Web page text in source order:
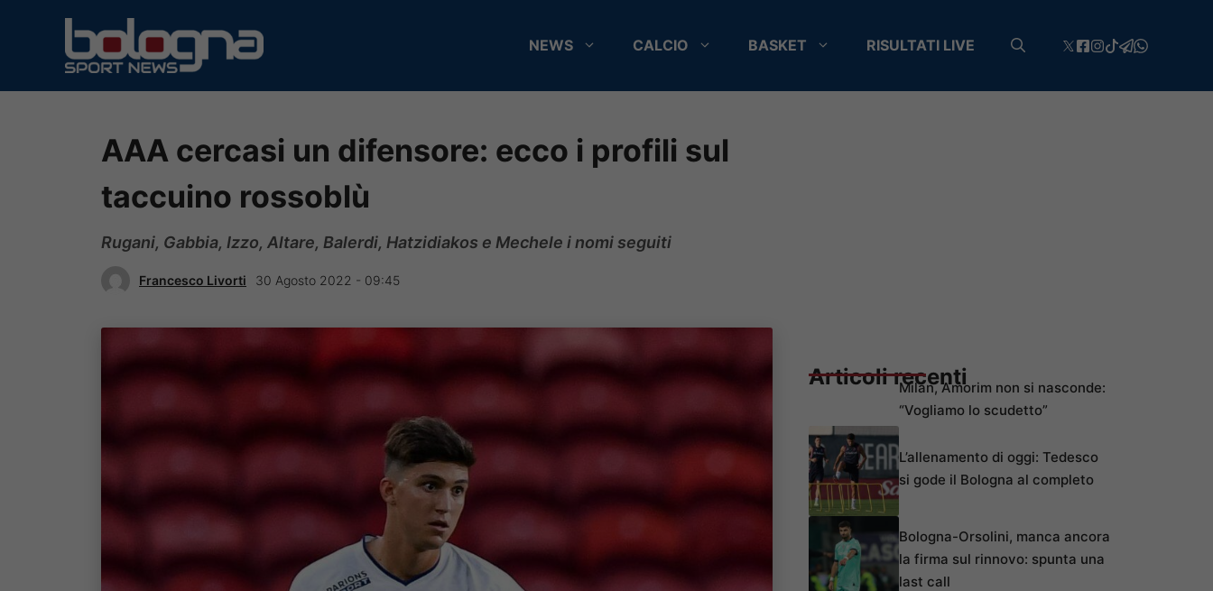
contenuto
NEWS CALCIO BASKET RISULTATI LIVE
AAA cercasi un difensore: ecco i profili sul
taccuino rossoblù
Rugani, Gabbia, Izzo, Altare, Balerdi, Hatzidiakos e Mechele i nomi seguiti
Francesco Livorti 30 Agosto 2022 - 09:45
Articoli recentiMilan, Amorim non si nasconde:
“Vogliamo lo scudetto”
L’allenamento di oggi: Tedesco
si gode il Bologna al completo
Bologna-Orsolini, manca ancora
la firma sul rinnovo: spunta una
last call